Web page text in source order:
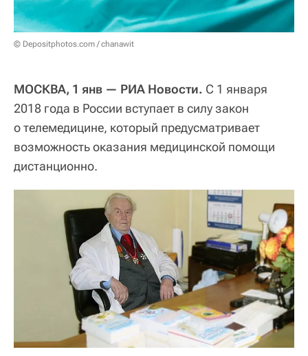
© Depositphotos.com / chanawit
МОСКВА, 1 янв — РИА Новости. С 1 января
2018 года в России вступает в силу закон
о телемедицине, который предусматривает
возможность оказания медицинской помощи
дистанционно.